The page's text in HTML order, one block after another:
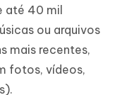
até 40 mil
ou arquivos
mais recentes,
fotos, vídeos,